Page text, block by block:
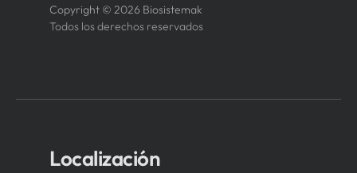
Copyright © 2026 Biosistemak
Todos los derechos reservados
Localización